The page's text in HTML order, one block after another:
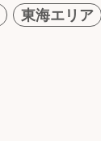
東海エリア